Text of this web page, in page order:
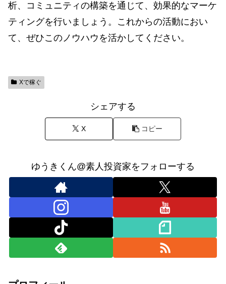
析、コミュニティの構築を通じて、効果的なマーケ
ティングを行いましょう。これからの活動におい
て、ぜひこのノウハウを活かしてください。
Xで稼ぐ
シェアする
X コピー
ゆうきくん@素人投資家をフォローする